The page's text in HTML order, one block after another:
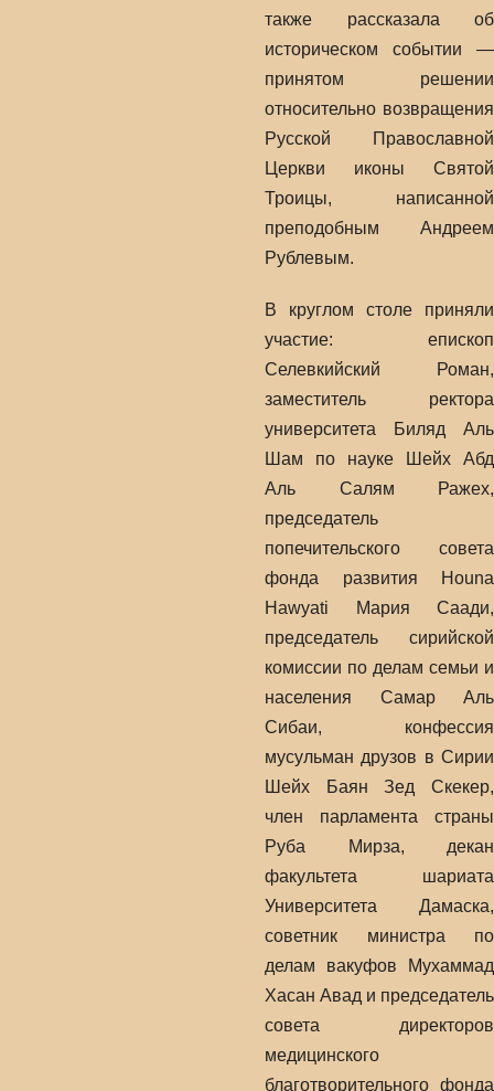
также рассказала об
историческом событии —
принятом решении
относительно возвращения
Русской Православной
Церкви иконы Святой
Троицы, написанной
преподобным Андреем
Рублевым.
В круглом столе приняли
участие: епископ
Селевкийский Роман,
заместитель ректора
университета Биляд Аль
Шам по науке Шейх Абд
Аль Салям Ражех,
председатель
попечительского совета
фонда развития Houna
Hawyati Мария Саади,
председатель сирийской
комиссии по делам семьи и
населения Самар Аль
Сибаи, конфессия
мусульман друзов в Сирии
Шейх Баян Зед Скекер,
член парламента страны
Руба Мирза, декан
факультета шариата
Университета Дамаска,
советник министра по
делам вакуфов Мухаммад
Хасан Авад и председатель
совета директоров
медицинского
благотворительного фонда